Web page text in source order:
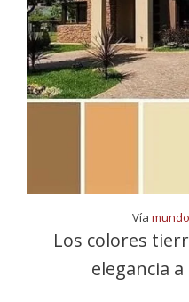
Vía
Los colores
elegancia